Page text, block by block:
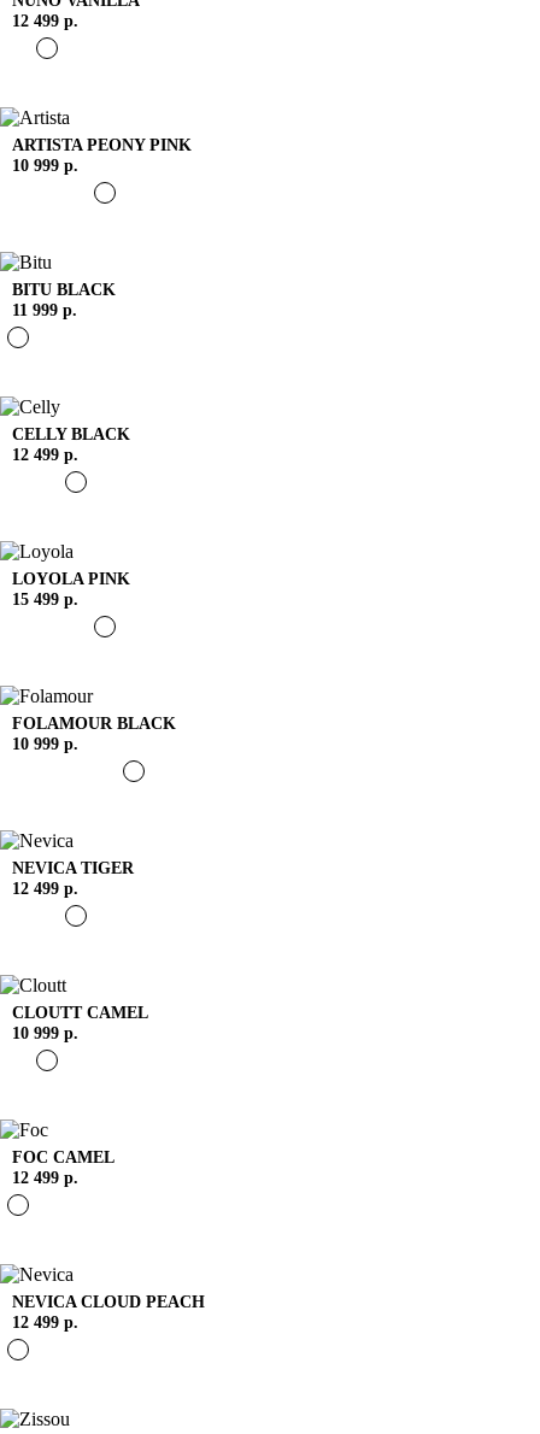
12 499 р.
ARTISTA PEONY PINK
10 999 р.
BITU BLACK
11 999 р.
CELLYBLACK
12 499 р.
LOYOLA PINK
15 499 р.
FOLAMOUR BLACK
10 999 р.
NEVICA TIGER
12 499 р.
CLOUTTCAMEL
10 999 р.
FOC CAMEL
12 499 р.
NEVICA CLOUD PEACH
12 499 р.